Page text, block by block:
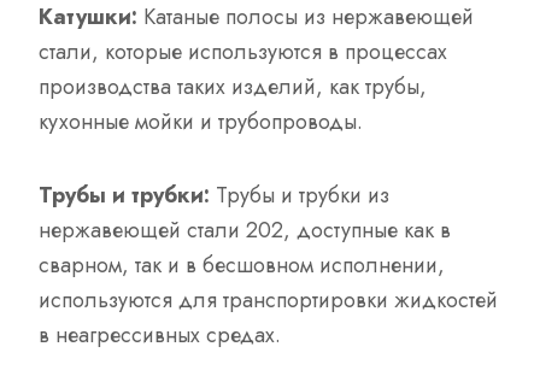
Катушки: Катаные полосы из нержавеющей
стали, которые используются в процессах
производства таких изделий, как трубы,
кухонные мойки и трубопроводы.
Трубы и трубки: Трубы и трубки из
нержавеющей стали 202, доступные как в
сварном, так и в бесшовном исполнении,
используются для транспортировки жидкостей
в неагрессивных средах.